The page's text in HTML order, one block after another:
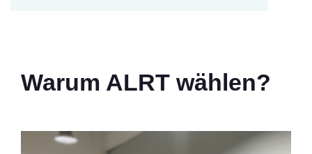
Warum ALRT wählen?